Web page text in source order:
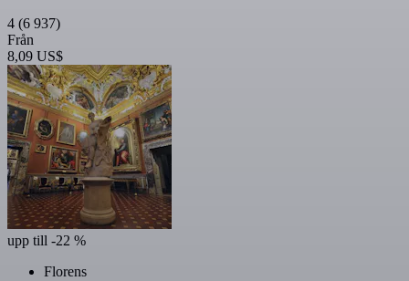
4 (6 937)
Från
8,09 US$
upp till -22 %
Florens